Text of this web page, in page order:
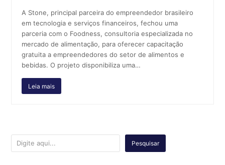
A Stone, principal parceira do empreendedor brasileiro
em tecnologia e serviços financeiros, fechou uma
parceria com o Foodness, consultoria especializada no
mercado de alimentação, para oferecer capacitação
gratuita a empreendedores do setor de alimentos e
bebidas. O projeto disponibiliza uma…
Leia mais
Pesquisar